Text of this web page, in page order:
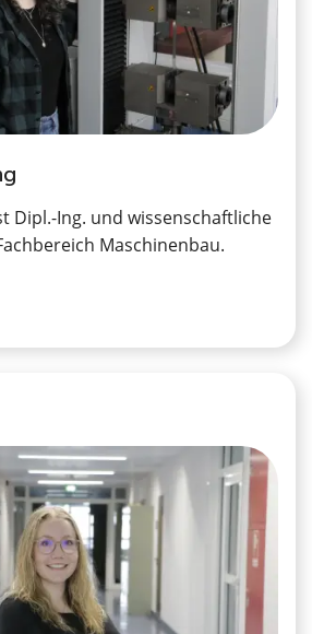
Dipl.-Ing. und wissenschaftliche
Maschinenbau.